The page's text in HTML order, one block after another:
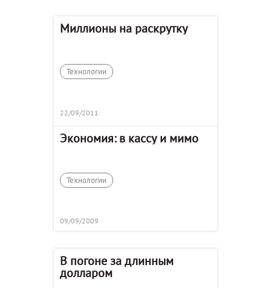
Миллионы на раскрутку
Технологии
22/09/2011
Экономия: в кассу и мимо
Технологии
09/09/2009
В погоне за длинным
долларом